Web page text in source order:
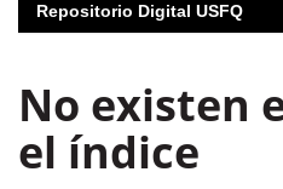
Repositorio Digital USFQ
No existen
el índice